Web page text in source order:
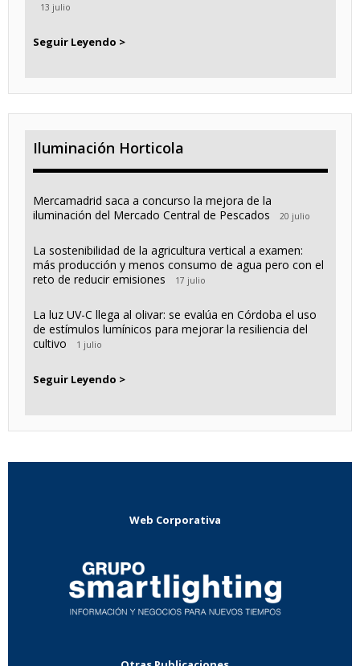
13 julio
Seguir Leyendo >
Iluminación Horticola
Mercamadrid saca a concurso la mejora de la
iluminación del Mercado Central de Pescados
20 julio
La sostenibilidad de la agricultura vertical a examen:
más producción y menos consumo de agua pero con el
reto de reducir emisiones
17 julio
La luz UV-C llega al olivar: se evalúa en Córdoba el uso
de estímulos lumínicos para mejorar la resiliencia del
cultivo
1 julio
Seguir Leyendo >
Web Corporativa